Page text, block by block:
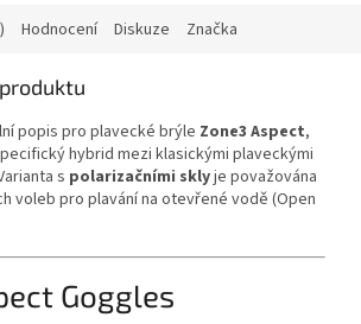
Hodnocení Diskuze Značka
popis pro plavecké brýle Zone3 Aspect,
hybrid mezi klasickými plaveckými
s polarizačními sklyje považována
voleb pro plavání na otevřené vodě (Open
Goggles